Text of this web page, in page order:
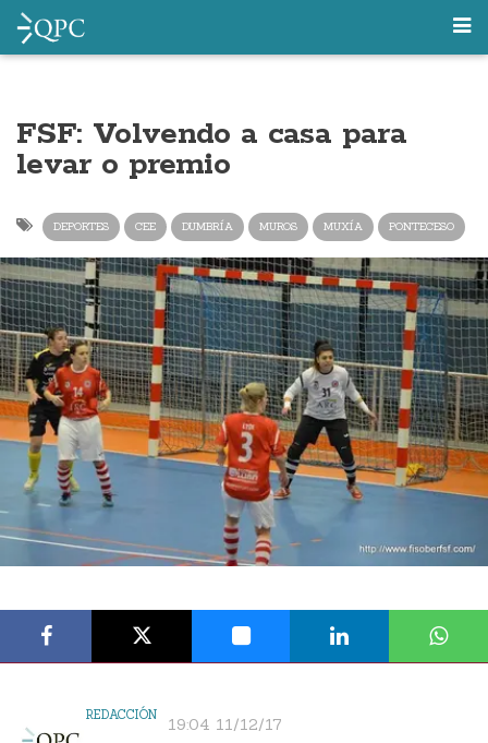
FSF: Volvendo a casa para
levar o premio
DEPORTES CEE DUMBRÍA MUROS MUXÍA PONTECESO
REDACCIÓN 19:04 11/12/17